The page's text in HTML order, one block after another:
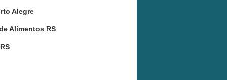
Alegre
Alimentos RS
RS